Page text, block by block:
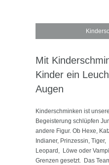
Mit
Kinder ein
Augen
Kinderschminken ist
Begeisterung schlüpfen
andere Figur. Ob Hexe,
Indianer, Prinzessin,
Leopard, Löwe oder
Grenzen gesetzt. Das